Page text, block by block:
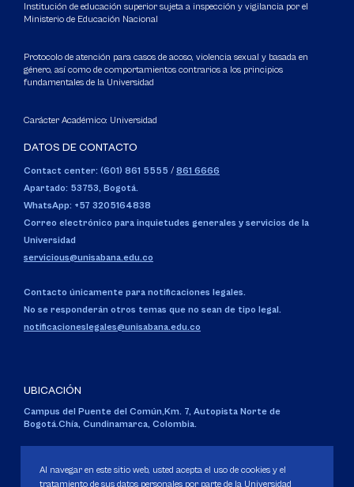
Institución de educación superior sujeta a inspección y vigilancia por el
Ministerio de Educación Nacional
Protocolo de atención para casos de acoso, violencia sexual y basada en
género, así como de comportamientos contrarios a los principios
fundamentales de la Universidad
Carácter Académico: Universidad
DATOS DE CONTACTO
Contact center: (601) 861 5555 / 861 6666
Apartado: 53753, Bogotá.
WhatsApp: +57 3205164838
Correo electrónico para inquietudes generales y servicios de la
Universidad
servicious@unisabana.edu.co
Contacto únicamente para notificaciones legales.
No se responderán otros temas que no sean de tipo legal.
notificacioneslegales@unisabana.edu.co
UBICACIÓN
Campus del Puente del Común,Km. 7, Autopista Norte de
Bogotá.Chía, Cundinamarca, Colombia.
Personería Jurídica:Resolución 130 del 14 de enero de 1980.
Ministerio de Educación Nacional.
Al navegar en este sitio web, usted acepta el uso de cookies y el
tratamiento de sus datos personales por parte de la Universidad